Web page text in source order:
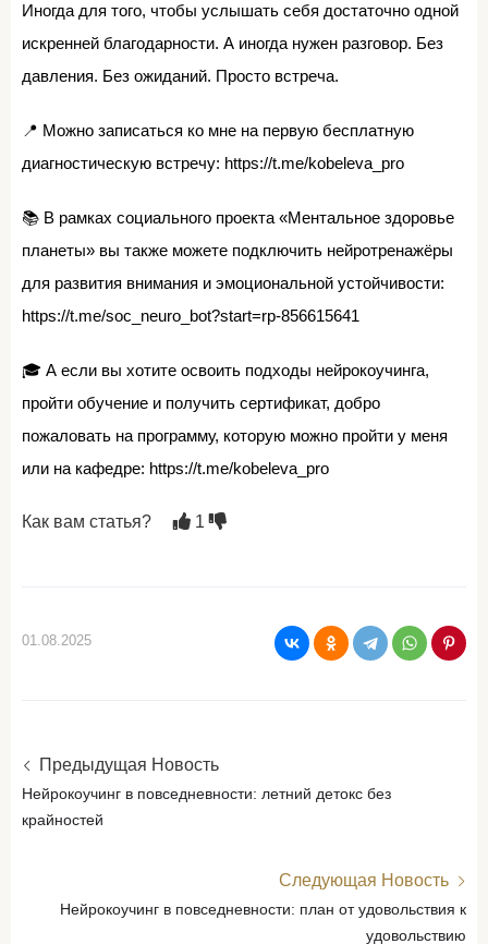
Иногда для того, чтобы услышать себя достаточно одной
искренней благодарности. А иногда нужен разговор. Без
давления. Без ожиданий. Просто встреча.
📍 Можно записаться ко мне на первую бесплатную
диагностическую встречу: https://t.me/kobeleva_pro
📚 В рамках социального проекта «Ментальное здоровье
планеты» вы также можете подключить нейротренажёры
для развития внимания и эмоциональной устойчивости:
https://t.me/soc_neuro_bot?start=rp-856615641
🎓 А если вы хотите освоить подходы нейрокоучинга,
пройти обучение и получить сертификат, добро
пожаловать на программу, которую можно пройти у меня
или на кафедре: https://t.me/kobeleva_pro
Как вам статья? 1
01.08.2025
Предыдущая Новость
Нейрокоучинг в повседневности: летний детокс без
крайностей
Следующая Новость
Нейрокоучинг в повседневности: план от удовольствия к
удовольствию